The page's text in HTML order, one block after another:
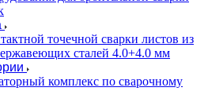
точечной сварки листов из
сталей 4.0+4.0 мм
комплекс по сварочному